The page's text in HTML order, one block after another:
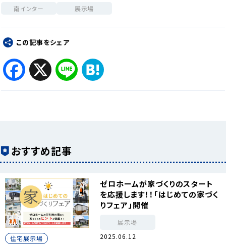
南インター 展示場
この記事をシェア
Facebook
X Line Hatena
おすすめ記事
住宅展示場
ゼロホームが家づくりのスタート
を応援します！！「はじめての家づく
りフェア」開催
展示場
2025.06.12